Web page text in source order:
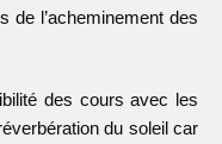
l’acheminement des
des cours avec les
du soleil car